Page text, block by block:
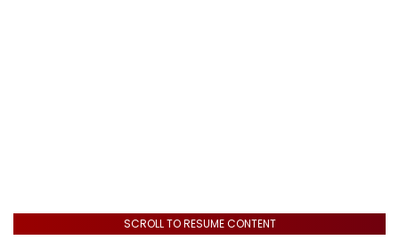
SCROLL TO RESUME CONTENT